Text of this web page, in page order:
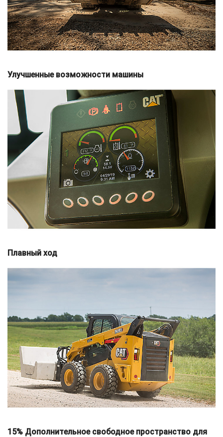
Улучшенные возможности машины
Плавный ход
15% Дополнительное свободное пространство для